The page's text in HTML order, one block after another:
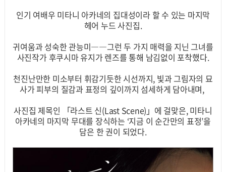
인기 여배우 미타니 아카네의 집대성이라 할 수 있는 마지막
헤어 누드 사진집.
귀여움과 성숙한 관능미――그런 두 가지 매력을 지닌 그녀를
사진작가 후쿠시마 유지가 렌즈를 통해 남김없이 포착했다.
천진난만한 미소부터 휘감기듯한 시선까지, 빛과 그림자의 묘
사가 피부의 질감과 표정의 깊이까지 섬세하게 담아내며,
사진집 제목인 「라스트 신(Last Scene)」에 걸맞은, 미타니
아카네의 마지막 무대를 장식하는 ‘지금 이 순간만의 표정’을
담은 한 권이 되었다.